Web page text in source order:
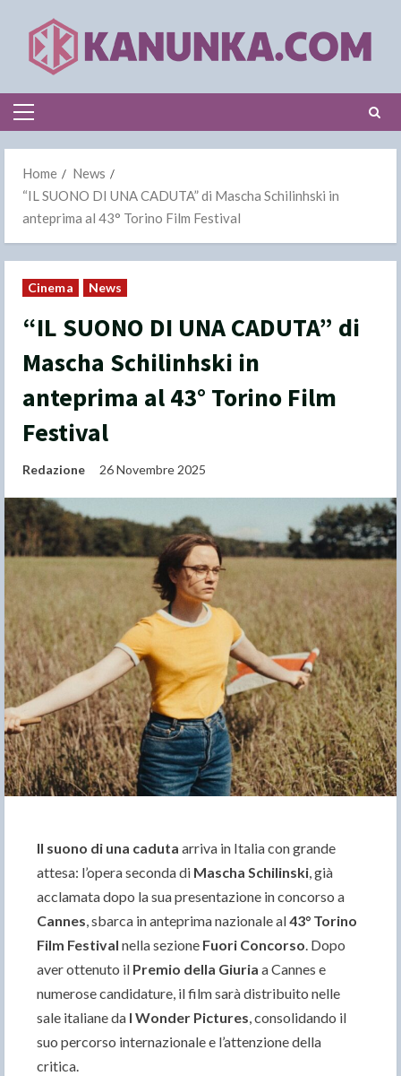
content
Primary
Home
News
“IL SUONO DI UNA CADUTA” di Mascha Schilinhski in
anteprima al 43° Torino Film Festival
Cinema News
“IL SUONO DI UNA CADUTA” di
Mascha Schilinhski in
anteprima al 43° Torino Film
Festival
Redazione 26 Novembre 2025
Il suono di una caduta arriva in Italia con grande
attesa: l’opera seconda di Mascha Schilinski, già
acclamata dopo la sua presentazione in concorso a
Cannes, sbarca in anteprima nazionale al43° Torino
Film Festival nella sezione Fuori Concorso. Dopo
aver ottenuto il Premio della Giuria a Cannes e
numerose candidature, il film sarà distribuito nelle
sale italiane da I Wonder Pictures, consolidando il
suo percorso internazionale e l’attenzione della
critica.